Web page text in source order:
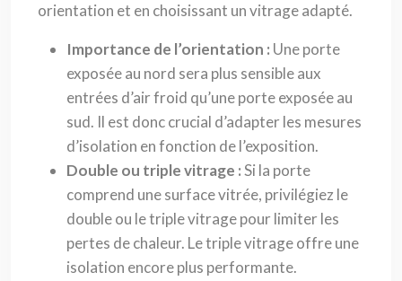
orientation et en choisissant un vitrage adapté.
Importance de l’orientation : Une porte
exposée au nord sera plus sensible aux
entrées d’air froid qu’une porte exposée au
sud. Il est donc crucial d’adapter les mesures
d’isolation en fonction de l’exposition.
Double ou triple vitrage :Si la porte
comprend une surface vitrée, privilégiez le
double ou le triple vitrage pour limiter les
pertes de chaleur. Le triple vitrage offre une
isolation encore plus performante.